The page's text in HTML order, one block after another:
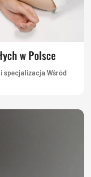
w Polsce
specjalizacja Wśród